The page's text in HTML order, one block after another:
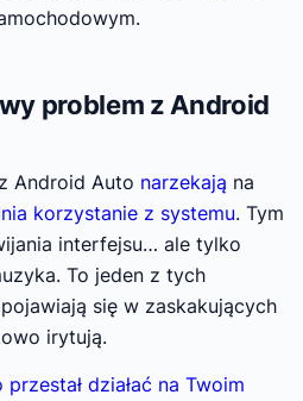
problem z Android
Android Auto narzekają na
korzystanie z systemu. Tym
interfejsu… ale tylko
To jeden z tych
się w zaskakujących
irytują.
działać na Twoim